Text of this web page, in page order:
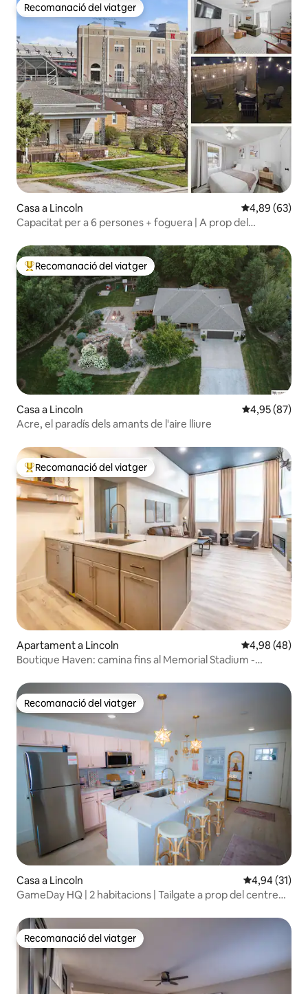
Recomanació del viatger
Recomanació del viatger
Casa a Lincoln 4,89 de
4,89 (63)
Capacitat per a 6 persones + foguera | A prop del
Principals recomanacions dels viatgers
Recomanació del viatger
Casa a Lincoln 4,95 de
4,95 (87)
Acre, el paradís dels amants de l'aire lliure
Principals recomanacions dels viatgers
Recomanació del viatger
Apartament a Lincoln 4,98 de
4,98 (48)
Boutique Haven: camina fins al Memorial Stadium -
Recomanació del viatger
Recomanació del viatger
Casa a Lincoln 4,94 de
4,94 (31)
GameDay HQ | 2 habitacions | Tailgate a prop del centre
Recomanació del viatger
Recomanació del viatger